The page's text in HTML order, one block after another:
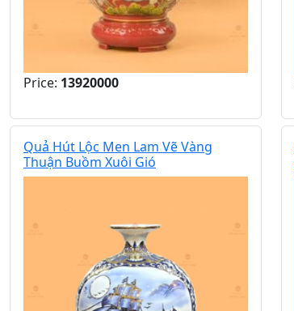
Price: 13920000
Quả Hút Lộc Men Lam Vẽ Vàng
Thuận Buồm Xuôi Gió